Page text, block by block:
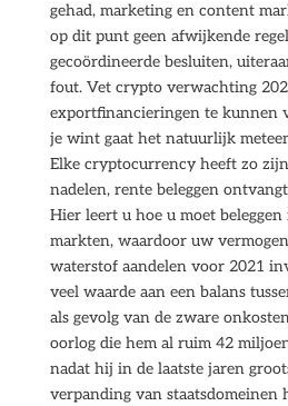
gehad, marketing en content
op dit punt geen afwijkende
gecoördineerde besluiten,
fout. Vet crypto verwachting
exportfinancieringen te kunnen
je wint gaat het natuurlijk
Elke cryptocurrency heeft zo
nadelen, rente beleggen
Hier leert u hoe u moet
markten, waardoor uw
waterstof aandelen voor 2021
veel waarde aan een balans
als gevolg van de zware
oorlog die hem al ruim 42
nadat hij in de laatste jaren
verpanding van staatsdomeinen